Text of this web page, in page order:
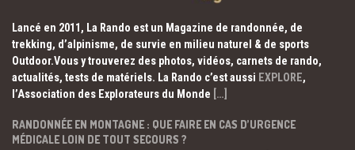
Lancé en 2011, La Rando est un Magazine de randonnée, de
trekking, d’alpinisme, de survie en milieu naturel & de sports
Outdoor.Vous y trouverez des photos, vidéos, carnets de rando,
actualités, tests de matériels. La Rando c’est aussi EXPLORE,
l’Association des Explorateurs du Monde […]
RANDONNÉE EN MONTAGNE : QUE FAIRE EN CAS D’URGENCE
MÉDICALE LOIN DE TOUT SECOURS ?